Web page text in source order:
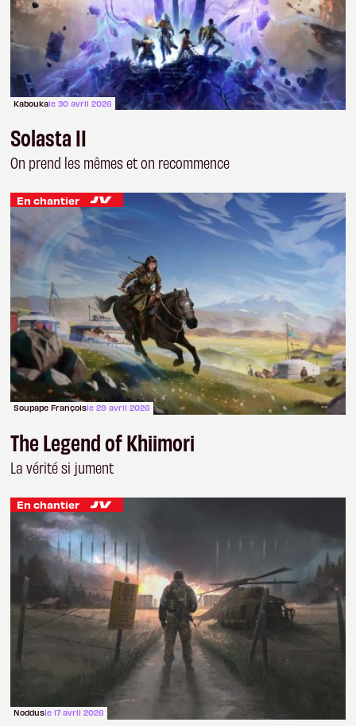
Kaboukale 30 avril 2026
Solasta II
On prend les mêmes et on recommence
En chantier
Soupape Françoisle 29 avril 2026
The Legend of Khiimori
La vérité si jument
En chantier
Noddusle 17 avril 2026